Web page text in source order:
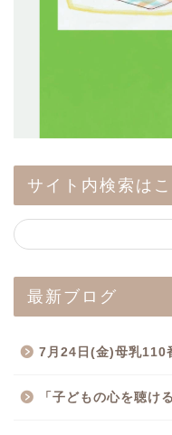
サイト内検索は
最新ブログ
7月24日(金)母乳110
「子どもの心を聴け